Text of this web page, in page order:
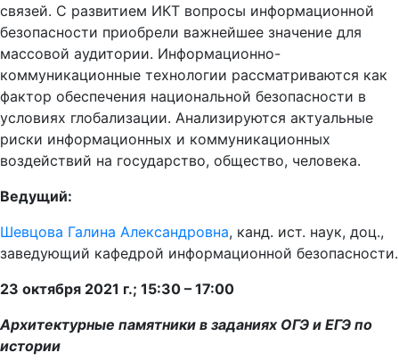
связей. С развитием ИКТ вопросы информационной
безопасности приобрели важнейшее значение для
массовой аудитории. Информационно-
коммуникационные технологии рассматриваются как
фактор обеспечения национальной безопасности в
условиях глобализации. Анализируются актуальные
риски информационных и коммуникационных
воздействий на государство, общество, человека.
Ведущий:
Шевцова Галина Александровна, канд. ист. наук, доц.,
заведующий кафедрой информационной безопасности.
23 октября 2021 г.; 15:30 – 17:00
Архитектурные памятники в заданиях ОГЭ и ЕГЭ по
истории